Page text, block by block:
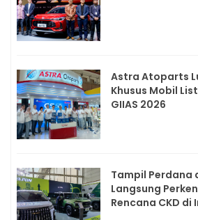
Astra Atoparts
Khusus Mobil
GIIAS 2026
Tampil Perdana
Langsung
Rencana CKD di